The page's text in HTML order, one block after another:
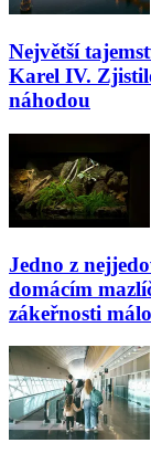
Největší
Karel IV.
náhodou
Jedno z
domácím
zákeřnosti